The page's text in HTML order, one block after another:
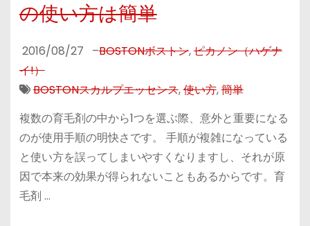
の使い方は簡単
2016/08/27 –BOSTONボストン,ピカノン（ハゲナ
イ!）
BOSTONスカルプエッセンス,使い方,簡単
複数の育毛剤の中から1つを選ぶ際、意外と重要になる
のが使用手順の明快さです。 手順が複雑になっている
と使い方を誤ってしまいやすくなりますし、それが原
因で本来の効果が得られないこともあるからです。育
毛剤 …